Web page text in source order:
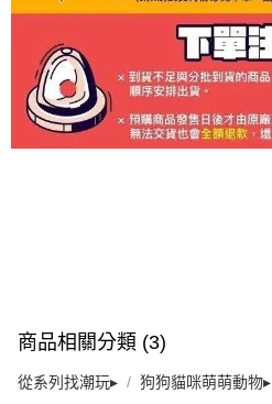
商品相關分類 (3)
從系列找潮玩▸ 狗狗貓咪萌萌動物▸